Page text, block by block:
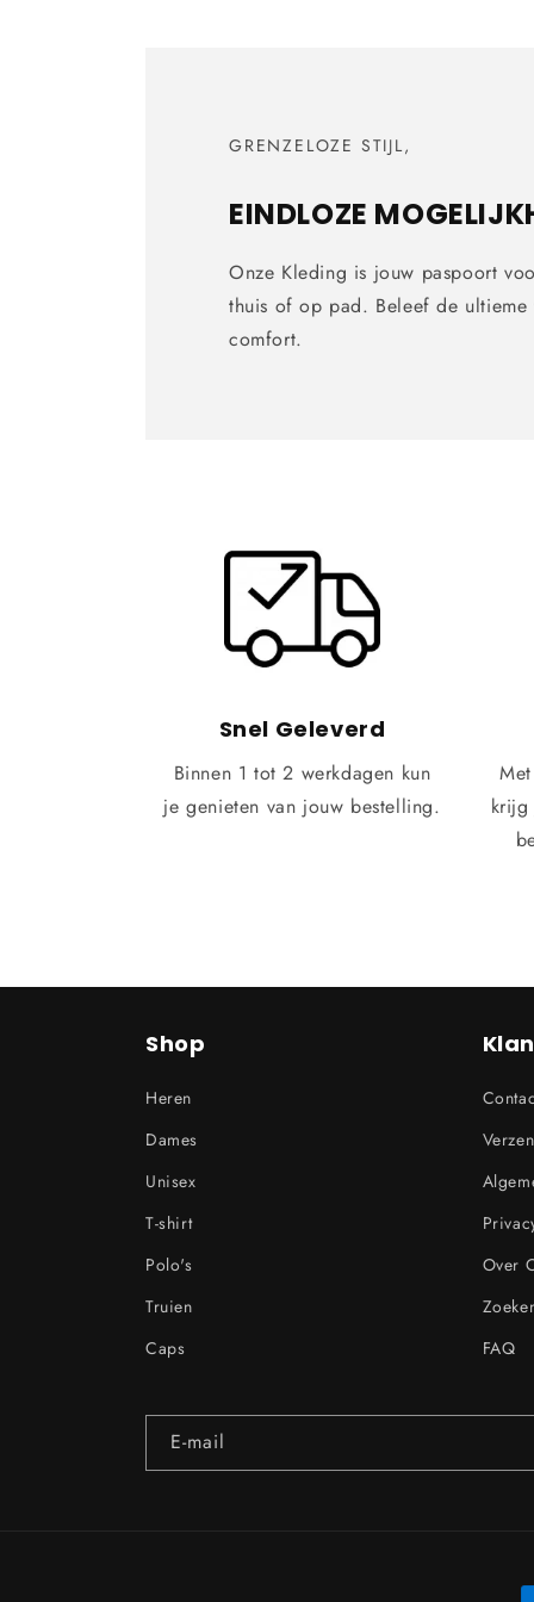
GRENZELOZE STIJL,
EINDLOZE
Onze Kleding is jouw paspoort
thuis of op pad. Beleef de
comfort.
Snel Geleverd
Binnen 1 tot 2 werkdagen kun
je genieten van jouw bestelling.
Shop
Heren
Dames
Unisex
T-shirt
Polo's
Truien
Caps
Over
FAQ
E‑mail